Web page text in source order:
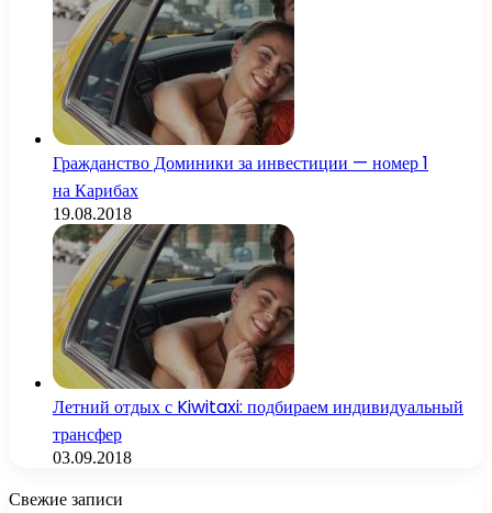
Гражданство Доминики за инвестиции — номер 1
на Карибах
19.08.2018
Летний отдых с Kiwitaxi: подбираем индивидуальный
трансфер
03.09.2018
Свежие записи